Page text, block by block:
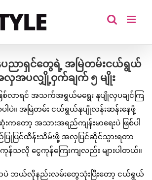
ပညာရှင်တွေရဲ့ အမြဲတမ်းငယ်ရွယ်
လှအပလျှို့ဝှက်ချက် ၅ မျိုး
စ်လာရင် အသက်အရွယ်မရွေး နုပျိုလှပချင်ကြ
ပဲ။ အမြဲတမ်း ငယ်ရွယ်နုပျိုလန်းဆန်းနေဖို့
တော့ အသားအရည်ကျန်းမာရေးပဲ ဖြစ်ပါ
ပြင်ထိန်းသိမ်းဖို့ အလှပြင်ဆိုင်သွားရတာ
သလို ငွေကုန်ကြေးကျလည်း များပါတယ်။
ပဲ ဘယ်လိုနည်းလမ်းတွေသုံးပြီးတော့ ငယ်ရွယ်